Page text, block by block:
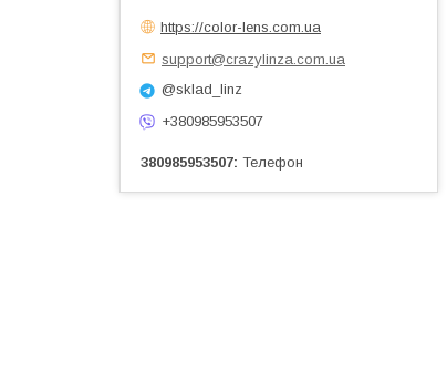
https://color-lens.com.ua
support@crazylinza.com.ua
@sklad_linz
+380985953507
380985953507 Телефон